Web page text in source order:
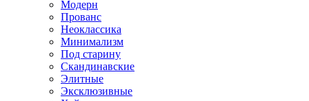
Модерн
Прованс
Неоклассика
Минимализм
Под старину
Скандинавские
Элитные
Эксклюзивные